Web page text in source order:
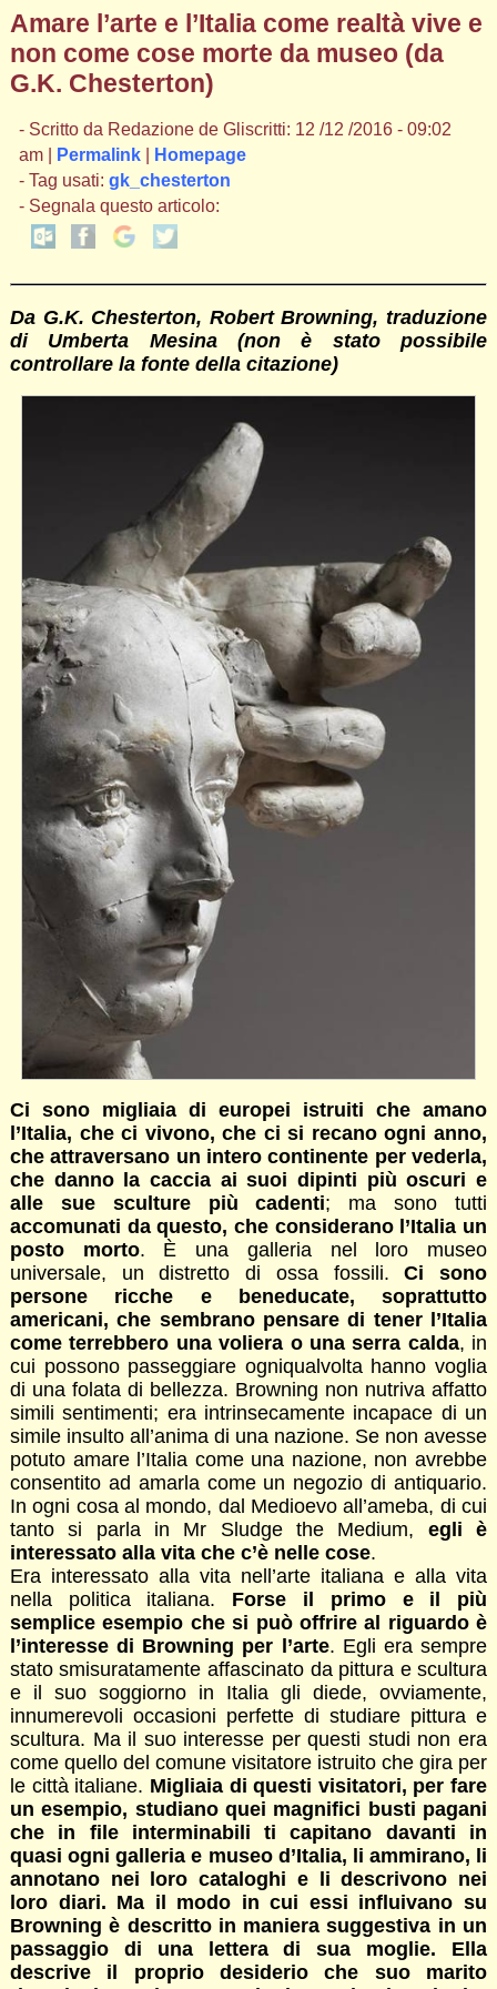
Amare l’arte e l’Italia come realtà vive e
non come cose morte da museo (da
G.K. Chesterton)
- Scritto da Redazione de Gliscritti: 12 /12 /2016 - 09:02
am |
Permalink|
Homepage
- Tag usati: gk_chesterton
- Segnala questo articolo:
Da G.K. Chesterton, Robert Browning, traduzione
di Umberta Mesina (non è stato possibile
controllare la fonte della citazione)
Ci sono migliaia di europei istruiti che amano
l’Italia, che ci vivono, che ci si recano ogni anno,
che attraversano un intero continente per vederla,
che danno la caccia ai suoi dipinti più oscuri e
alle sue sculture più cadenti; ma sono tutti
accomunati da questo, che considerano l’Italia un
posto morto. È una galleria nel loro museo
universale, un distretto di ossa fossili.Ci sono
persone ricche e beneducate, soprattutto
americani, che sembrano pensare di tener l’Italia
come terrebbero una voliera o una serra calda, in
cui possono passeggiare ogniqualvolta hanno voglia
di una folata di bellezza. Browning non nutriva affatto
simili sentimenti; era intrinsecamente incapace di un
simile insulto all’anima di una nazione. Se non avesse
potuto amare l’Italia come una nazione, non avrebbe
consentito ad amarla come un negozio di antiquario.
In ogni cosa al mondo, dal Medioevo all’ameba, di cui
tanto si parla in Mr Sludge the Medium, egli è
interessato alla vita che c’è nelle cose.
Era interessato alla vita nell’arte italiana e alla vita
nella politica italiana. Forse il primo e il più
semplice esempio che si può offrire al riguardo è
l’interesse di Browning per l’arte. Egli era sempre
stato smisuratamente affascinato da pittura e scultura
e il suo soggiorno in Italia gli diede, ovviamente,
innumerevoli occasioni perfette di studiare pittura e
scultura. Ma il suo interesse per questi studi non era
come quello del comune visitatore istruito che gira per
le città italiane. Migliaia di questi visitatori, per fare
un esempio, studiano quei magnifici busti pagani
che in file interminabili ti capitano davanti in
quasi ogni galleria e museo d’Italia, li ammirano, li
annotano nei loro cataloghi e li descrivono nei
loro diari. Ma il modo in cui essi influivano su
Browning è descritto in maniera suggestiva in un
passaggio di una lettera di sua moglie. Ella
descrive il proprio desiderio che suo marito